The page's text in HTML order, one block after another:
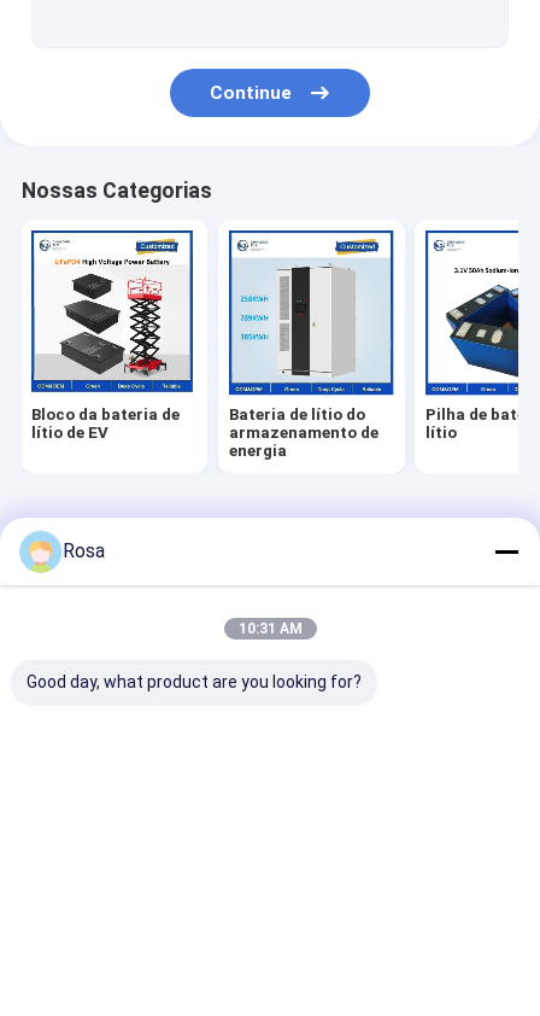
Continue
Nossas Categorias
Bloco da bateria de
lítio de EV
Bateria de lítio do
armazenamento de
energia
Pilha de
lítio
© 2026 Hunan Chalong Fly Technology Co., Ltd.. All Rights
Reserved.
Rosa
10:31 AM
Good day, what product are you looking for?